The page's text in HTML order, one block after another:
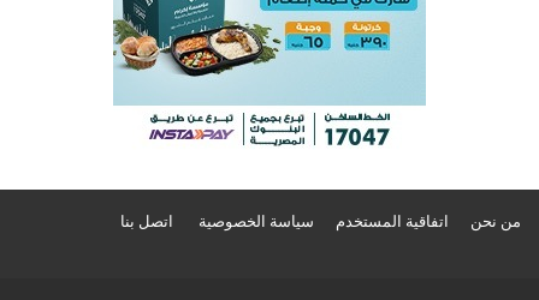
من نحن اتفاقية المستخدم سياسة الخصوصية اتصل بنا